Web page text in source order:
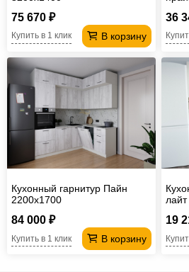
75 670 ₽
В корзину
Купить в 1 клик
36
Кухонный гарнитур Пайн
2200х1700
84 000 ₽
В корзину
Купить в 1 клик
19